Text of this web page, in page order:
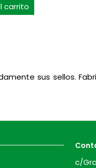
carrito
sus sellos.
c/